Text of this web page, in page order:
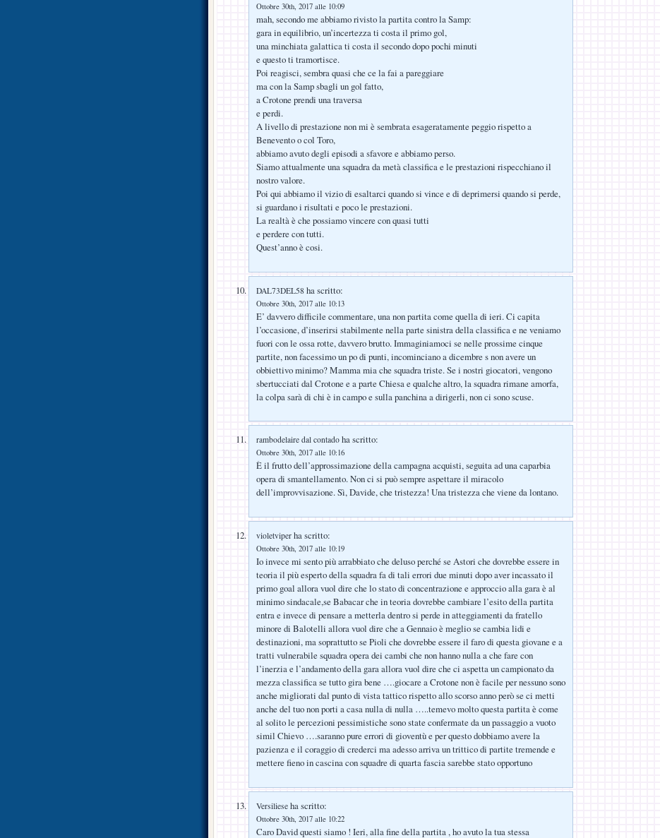
Ottobre 30th, 2017 alle 10:09
mah, secondo me abbiamo rivisto la partita contro la Samp:
gara in equilibrio, un’incertezza ti costa il primo gol,
una minchiata galattica ti costa il secondo dopo pochi minuti
e questo ti tramortisce.
Poi reagisci, sembra quasi che ce la fai a pareggiare
ma con la Samp sbagli un gol fatto,
a Crotone prendi una traversa
e perdi.
A livello di prestazione non mi è sembrata esageratamente peggio rispetto a
Benevento o col Toro,
abbiamo avuto degli episodi a sfavore e abbiamo perso.
Siamo attualmente una squadra da metà classifica e le prestazioni rispecchiano il
nostro valore.
Poi qui abbiamo il vizio di esaltarci quando si vince e di deprimersi quando si perde,
si guardano i risultati e poco le prestazioni.
La realtà è che possiamo vincere con quasi tutti
e perdere con tutti.
Quest’anno è cosi.
DAL73DEL58 ha scritto:
Ottobre 30th, 2017 alle 10:13
E’ davvero difficile commentare, una non partita come quella di ieri. Ci capita
l’occasione, d’inserirsi stabilmente nella parte sinistra della classifica e ne veniamo
fuori con le ossa rotte, davvero brutto. Immaginiamoci se nelle prossime cinque
partite, non facessimo un po di punti, incominciano a dicembre s non avere un
obbiettivo minimo? Mamma mia che squadra triste. Se i nostri giocatori, vengono
sbertucciati dal Crotone e a parte Chiesa e qualche altro, la squadra rimane amorfa,
la colpa sarà di chi è in campo e sulla panchina a dirigerli, non ci sono scuse.
rambodelaire dal contado ha scritto:
Ottobre 30th, 2017 alle 10:16
È il frutto dell’approssimazione della campagna acquisti, seguita ad una caparbia
opera di smantellamento. Non ci si può sempre aspettare il miracolo
dell’improvvisazione. Sì, Davide, che tristezza! Una tristezza che viene da lontano.
violetviper ha scritto:
Ottobre 30th, 2017 alle 10:19
Io invece mi sento più arrabbiato che deluso perché se Astori che dovrebbe essere in
teoria il più esperto della squadra fa di tali errori due minuti dopo aver incassato il
primo goal allora vuol dire che lo stato di concentrazione e approccio alla gara è al
minimo sindacale,se Babacar che in teoria dovrebbe cambiare l’esito della partita
entra e invece di pensare a metterla dentro si perde in atteggiamenti da fratello
minore di Balotelli allora vuol dire che a Gennaio è meglio se cambia lidi e
destinazioni, ma soprattutto se Pioli che dovrebbe essere il faro di questa giovane e a
tratti vulnerabile squadra opera dei cambi che non hanno nulla a che fare con
l’inerzia e l’andamento della gara allora vuol dire che ci aspetta un campionato da
mezza classifica se tutto gira bene ….giocare a Crotone non è facile per nessuno sono
anche migliorati dal punto di vista tattico rispetto allo scorso anno però se ci metti
anche del tuo non porti a casa nulla di nulla …..temevo molto questa partita è come
al solito le percezioni pessimistiche sono state confermate da un passaggio a vuoto
simil Chievo ….saranno pure errori di gioventù e per questo dobbiamo avere la
pazienza e il coraggio di crederci ma adesso arriva un trittico di partite tremende e
mettere fieno in cascina con squadre di quarta fascia sarebbe stato opportuno
Versiliese ha scritto:
Ottobre 30th, 2017 alle 10:22
Caro David questi siamo ! Ieri, alla fine della partita , ho avuto la tua stessa